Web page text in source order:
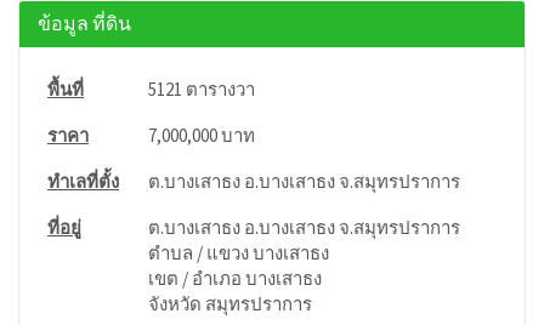
ข้อมูล ที่ดิน
พื้นที่
5121 ตารางวา
ราคา
7,000,000 บาท
ทำเลที่ตั้ง
ต.บางเสาธง อ.บางเสาธง จ.สมุทรปราการ
ที่อยู่
ต.บางเสาธง อ.บางเสาธง จ.สมุทรปราการ
ตำบล / แขวง บางเสาธง
เขต / อำเภอ บางเสาธง
จังหวัด สมุทรปราการ